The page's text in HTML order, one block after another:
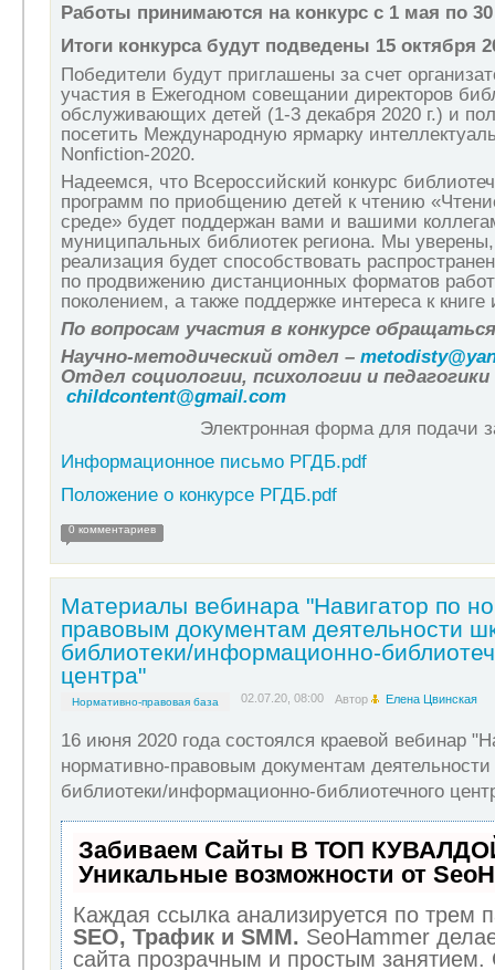
Работы принимаются на конкурс с 1 мая по 30
Итоги конкурса будут подведены 15 октября
Победители будут приглашены за счет
участия в Ежегодном совещании директоров
обслуживающих детей (1-3 декабря 2020 г.) и
посетить Международную ярмарку
Nonfiction-2020.
Надеемся, что Всероссийский конкурс
программ по приобщению детей к чтению
среде» будет поддержан вами и вашими
муниципальных библиотек региона. Мы
реализация будет способствовать
по продвижению дистанционных форматов
поколением, а также поддержке интереса к
По вопросам участияв конкурсе
Научно-методический отдел – metodisty@
Отдел социологии, психологии и
childcontent@gmail.com
Электронная форма для подачи
Информационное письмо РГДБ.pdf
Положение о конкурсе РГДБ.pdf
0 комментариев
Материалы вебинара "Навигатор по
правовым документам деятельности
библиотеки/информационно-
центра"
Нормативно-правовая база 02.07.20, 08:00 Автор Елена Цвинская
16 июня 2020 года состоялся краевой вебинар
нормативно-правовым документам
библиотеки/информационно-библиотечного
Забиваем Сайты В ТОП
Уникальные возможности от
Каждая ссылка анализируется по трем
SEO, Трафик и SMM. SeoHammer
сайта прозрачным и простым